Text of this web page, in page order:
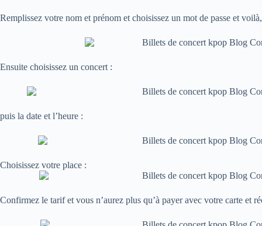
Remplissez votre nom et prénom et choisissez un mot de passe et
Ensuite choisissez un concert :
puis la date et l’heure :
Choisissez votre place :
Confirmez le tarif et vous n’aurez plus qu’à payer avec votre carte et